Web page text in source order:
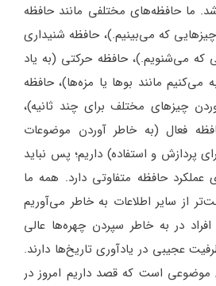
ما حافظه‌های مختلفی مانند حافظه
که می‌بینیم.)، حافظه شنیداری
که می‌شنویم.)، حافظه حرکتی (به یاد
می‌کنیم مانند بوها یا مزه‌ها)، حافظه
چیزهای مختلف برای چند ثانیه)،
فعال (به خاطر آوردن موضوعات
پردازش و استفاده) داریم؛ پس نباید
حافظه متفاوتی دارد. همه ما
از سایر اطلاعات به خاطر می‌آوریم
در به خاطر سپردن چهره‌ها عالی
عجیبی در یادآوری تاریخ‌ها دارند.
موضوعی است که قصد داریم امروز در